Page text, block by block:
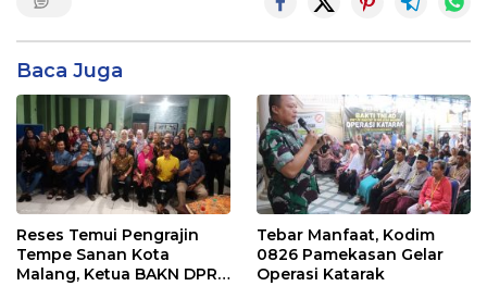
Baca Juga
Reses Temui Pengrajin
Tempe Sanan Kota
Malang, Ketua BAKN DPR
Tebar Manfaat, Kodim
0826 Pamekasan Gelar
Operasi Katarak